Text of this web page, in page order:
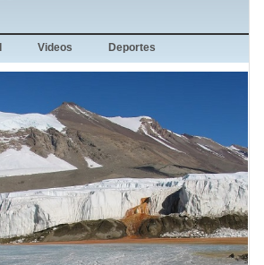
Videos Deportes